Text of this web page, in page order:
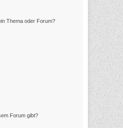
Thema oder Forum?
Forum gibt?